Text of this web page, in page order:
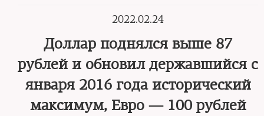
2022.02.24
Доллар поднялся выше 87
рублей и обновил державшийся с
января 2016 года исторический
максимум, Евро — 100 рублей